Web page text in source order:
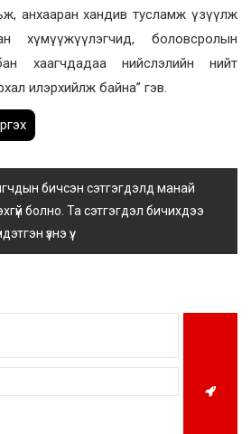
анхааран хандив тусламж үзүүлж
хүмүүжүүлэгчид, боловсролын
хаагчдадаа нийслэлийн нийт
илэрхийлж байна” гэв.
бичсэн сэтгэгдэлд манай
болно. Та сэтгэгдэл бичихдээ
үзнэ үү.